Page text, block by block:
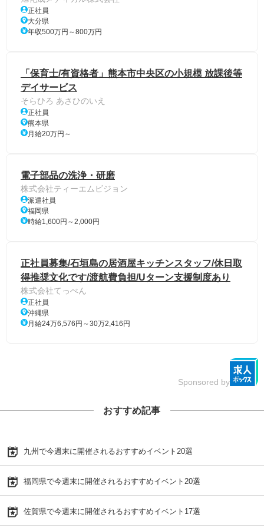
正社員
大分県
年収500万円～800万円
「保育士/有資格者」熊本市中央区の小規模 放課後等
デイサービス
そらひろ あさひのいえ
正社員
熊本県
月給20万円～
電子部品の洗浄・研磨
株式会社ティーエムビジョン
派遣社員
福岡県
時給1,600円～2,000円
正社員募集/石垣島の居酒屋キッチンスタッフ/休日取
得推奨文化です/渡航費負担/Uターン支援制度あり
株式会社てっぺん
正社員
沖縄県
月給24万6,576円～30万2,416円
Sponsored by
おすすめ記事
九州で今週末に開催されるおすすめイベント20選
福岡県で今週末に開催されるおすすめイベント20選
佐賀県で今週末に開催されるおすすめイベント17選